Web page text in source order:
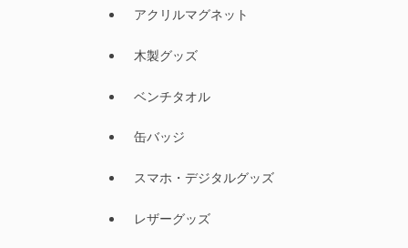
アクリルマグネット
木製グッズ
ベンチタオル
缶バッジ
スマホ・デジタルグッズ
レザーグッズ